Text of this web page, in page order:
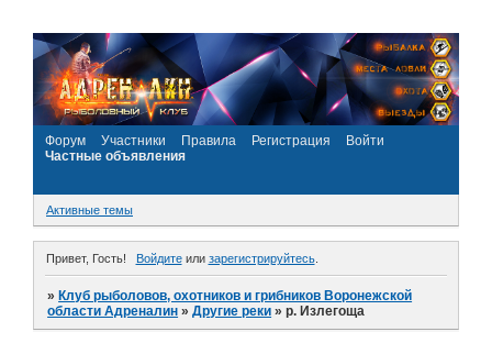
Форум Участники Правила Регистрация
Войти
Частные объявления
Активные темы
Привет, Гость! Войдитеили зарегистрируйтесь.
»Клуб рыболовов, охотников и грибников Воронежской
области Адреналин »Другие реки »р. Излегоща